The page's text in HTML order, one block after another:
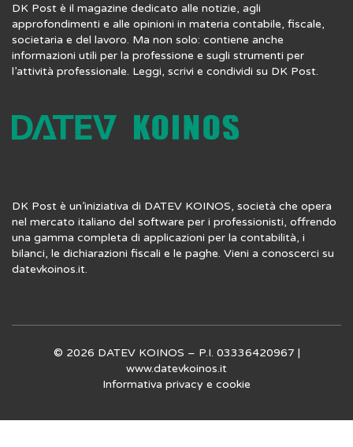
DK Post è il magazine dedicato alle notizie, agli
approfondimenti e alle opinioni in materia contabile, fiscale,
societaria e del lavoro. Ma non solo: contiene anche
informazioni utili per la professione e sugli strumenti per
l’attività professionale. Leggi, scrivi e condividi su DK Post.
DK Post è un’iniziativa di DATEV KOINOS, società che opera
nel mercato italiano del software per i professionisti, offrendo
una gamma completa di applicazioni per la contabilità, i
bilanci, le dichiarazioni fiscali e le paghe. Vieni a conoscerci su
datevkoinos.it.
© 2026 DATEV KOINOS – P.I. 03336420967 |
www.datevkoinos.it
Informativa privacy e cookie